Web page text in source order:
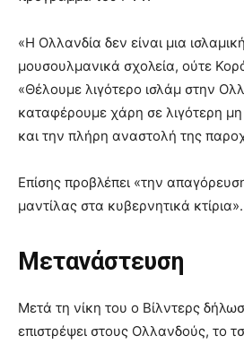
«Η Ολλανδία δεν είναι μια
μουσουλμανικά σχολεία, ούτε
«Θέλουμε λιγότερο ισλάμ στην
καταφέρουμε χάρη σε λιγότερη
και την πλήρη αναστολή της
Επίσης προβλέπει «την
μαντίλας στα κυβερνητικά κτίρια».
Μετανάστευση
Μετά τη νίκη του ο Βίλντερς
επιστρέψει στους Ολλανδούς, το